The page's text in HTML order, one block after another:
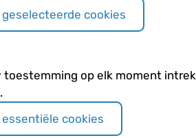
ervoor dat een bloeding stopt.
bloedvat beschadigd raakt,
geselecteerde cookies
toestemming op elk moment
essentiële cookies